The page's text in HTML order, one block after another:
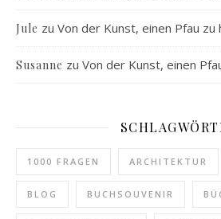
Jule zu Von der Kunst, einen Pfau zu
Susanne zu Von der Kunst, einen
1000 FRAGEN ARCHITEKTUR
BLOG BUCHSOUVENIR